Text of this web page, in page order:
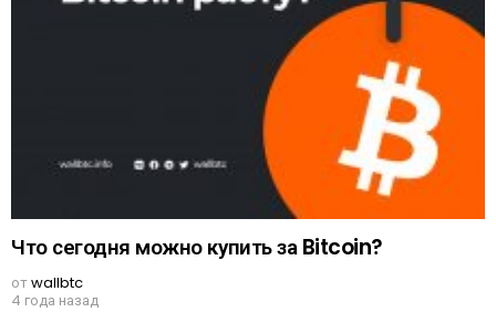
Что сегодня можно купить за Bitcoin?
отwallbtc
4 года назад